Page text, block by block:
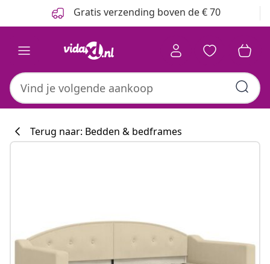
Gratis verzending boven de € 70
Terug naar: Bedden & bedframes